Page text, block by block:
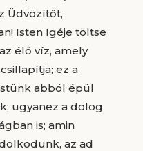
Üdvözítőt,
Isten Igéje töltse
élő víz, amely
ez a
abból épül
ugyanez a dolog
is; amin
az ad